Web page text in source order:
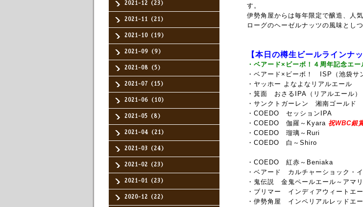
2021-12（23）
2021-11（21）
2021-10（19）
2021-09（9）
2021-08（5）
2021-07（15）
2021-06（10）
2021-05（8）
2021-04（21）
2021-03（24）
2021-02（23）
2021-01（23）
2020-12（22）
す。
伊勢角屋からは毎年限定で醸造、人
ローグのヘーゼルナッツの風味とし
【本日の樽生ビールラインナッ
・ベアード×ビーボ！４周年記念エ
・ベアード×ビーボ！ ISP（池袋サ
・ヤッホー よなよなリアルエール
・箕面 おさるIPA（リアルエール）
・サンクトガーレン 湘南ゴールド
・COEDO セッションIPA
・COEDO 伽羅～Kyara 祝WBC銀
・COEDO 瑠璃～Ruri
・COEDO 白～Shiro
・COEDO 紅赤～Beniaka
・ベアード カルチャーショック・
・鬼伝説 金鬼ペールエール～アマ
・ブリマー インディアウィートエ
・伊勢角屋 インペリアルレッドエ